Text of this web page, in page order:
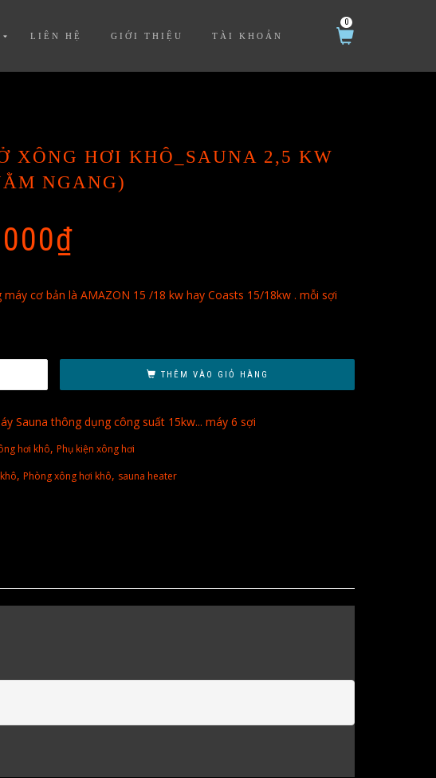
LIÊN HỆ GIỚI THIỆU TÀI KHOẢN
0
XÔNG HƠI KHÔ_SAUNA 2,5 KW
NGANG)
₫
máy cơ bản là AMAZON 15 /18 kw hay Coasts 15/18kw . mỗi sợi
THÊM VÀO GIỎ HÀNG
Sauna thông dụng công suất 15kw... máy 6 sợi
hơi khô, Phụ kiện xông hơi
, Phòng xông hơi khô, sauna heater